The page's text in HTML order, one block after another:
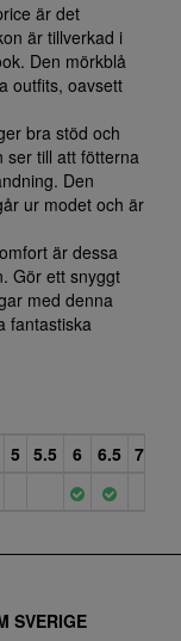
är det
är tillverkad i
Den mörkblå
outfits, oavsett
bra stöd och
ser till att fötterna
Den
ur modet och är
är dessa
Gör ett snyggt
med denna
fantastiska
5 5.5 6 6.5 7
SVERIGE